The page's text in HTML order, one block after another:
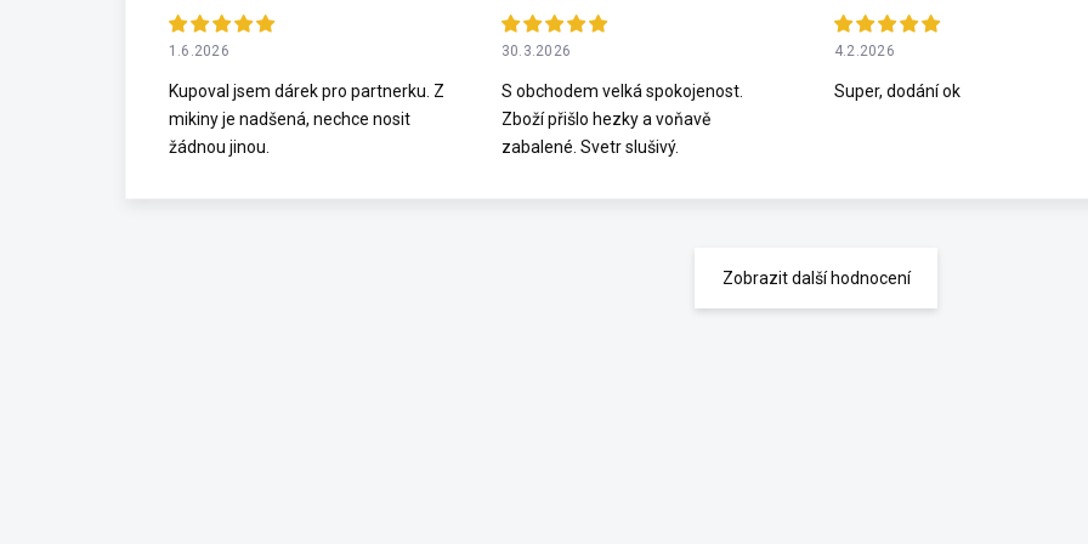
1.6.2026
Kupoval jsem dárek pro partnerku. Z
mikiny je nadšená, nechce nosit
žádnou jinou.
30.3.2026
S obchodem velká spokojenost.
Zboží přišlo hezky a voňavě
zabalené. Svetr slušivý.
4.2.2026
Super, dodání ok
Zobrazit další hodnocení